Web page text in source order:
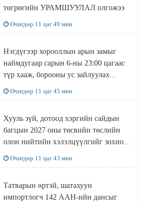
төгрөгийн УРАМШУУЛАЛ олгожээ
Өчигдөр 11 цаг 49 мин
Нэгдүгээр хорооллын арын замыг
наймдугаар сарын 6-ны 23:00 цагаас
түр хааж, борооны ус зайлуулах
шугамын хөндлөн сэтэлгээ хийнэ
Өчигдөр 11 цаг 45 мин
Хууль зүй, дотоод хэргийн сайдын
багцын 2027 оны төсвийн төслийн
олон нийтийн хэлэлцүүлгийг зохион
байгууллаа
Өчигдөр 11 цаг 43 мин
Татварын өртэй, шатахуун
импортлогч 142 ААН-ийн дансыг